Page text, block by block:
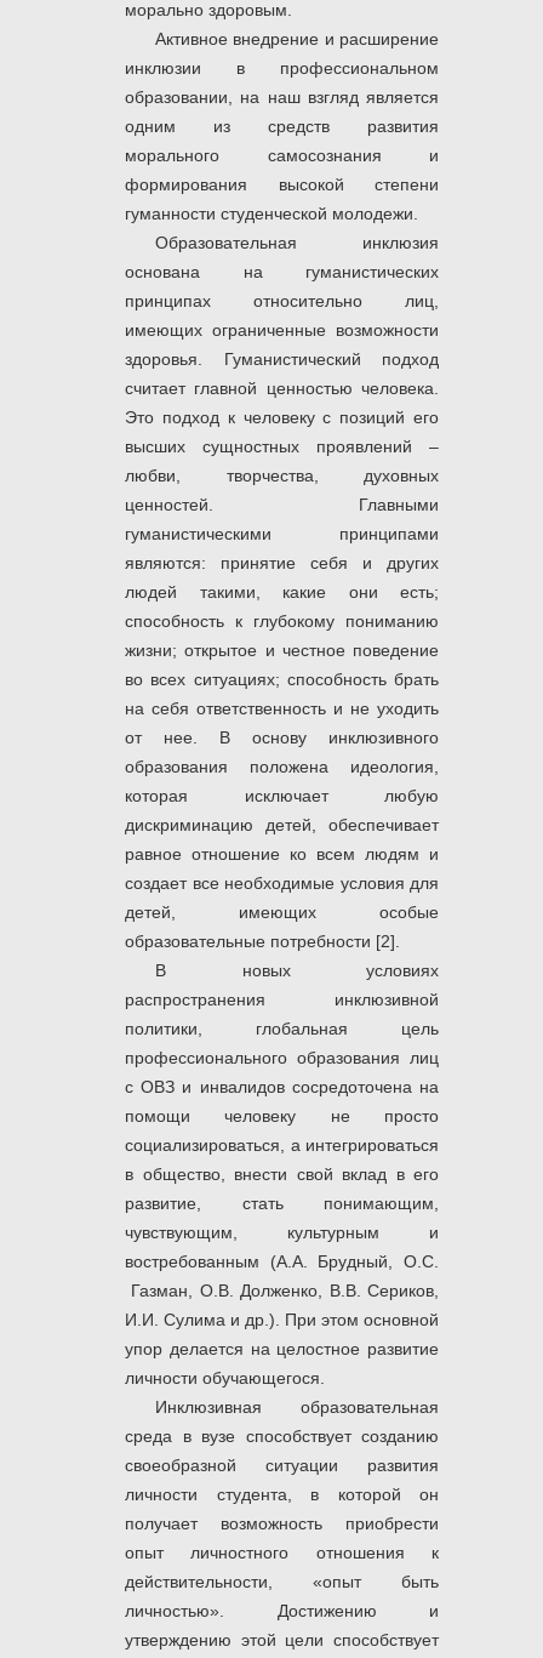
морально здоровым.
Активное внедрение и расширение
инклюзии в профессиональном
образовании, на наш взгляд является
одним из средств развития
морального самосознания и
формирования высокой степени
гуманности студенческой молодежи.
Образовательная инклюзия
основана на гуманистических
принципах относительно лиц,
имеющих ограниченные возможности
здоровья. Гуманистический подход
считает главной ценностью человека.
Это подход к человеку с позиций его
высших сущностных проявлений –
любви, творчества, духовных
ценностей. Главными
гуманистическими принципами
являются: принятие себя и других
людей такими, какие они есть;
способность к глубокому пониманию
жизни; открытое и честное поведение
во всех ситуациях; способность брать
на себя ответственность и не уходить
от нее. В основу инклюзивного
образования положена идеология,
которая исключает любую
дискриминацию детей, обеспечивает
равное отношение ко всем людям и
создает все необходимые условия для
детей, имеющих особые
образовательные потребности [2].
В новых условиях
распространения инклюзивной
политики, глобальная цель
профессионального образования лиц
с ОВЗ и инвалидов сосредоточена на
помощи человеку не просто
социализироваться, а интегрироваться
в общество, внести свой вклад в его
развитие, стать понимающим,
чувствующим, культурным и
востребованным (А.А. Брудный, О.С.
Газман, О.В. Долженко, В.В. Сериков,
И.И. Сулима и др.). При этом основной
упор делается на целостное развитие
личности обучающегося.
Инклюзивная образовательная
среда в вузе способствует созданию
своеобразной ситуации развития
личности студента, в которой он
получает возможность приобрести
опыт личностного отношения к
действительности, «опыт быть
личностью». Достижению и
утверждению этой цели способствует